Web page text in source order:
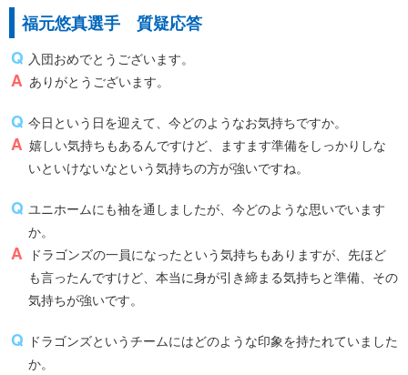
福元悠真選手 質疑応答
入団おめでとうございます。
ありがとうございます。
今日という日を迎えて、今どのようなお気持ちですか。
嬉しい気持ちもあるんですけど、ますます準備をしっかりしな
いといけないなという気持ちの方が強いですね。
ユニホームにも袖を通しましたが、今どのような思いでいます
か。
ドラゴンズの一員になったという気持ちもありますが、先ほど
も言ったんですけど、本当に身が引き締まる気持ちと準備、その
気持ちが強いです。
ドラゴンズというチームにはどのような印象を持たれていました
か。